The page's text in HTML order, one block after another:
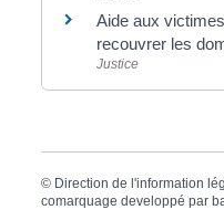
Aide aux
recouvrer les
Justice
© Direction de l'information
comarquage developpé par